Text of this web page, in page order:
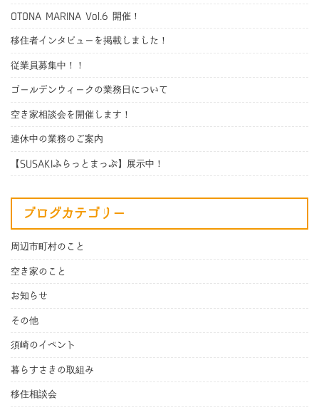
OTONA MARINA Vol.6 開催！
移住者インタビューを掲載しました！
従業員募集中！！
ゴールデンウィークの業務日について
空き家相談会を開催します！
連休中の業務のご案内
【SUSAKIふらっとまっぷ】展示中！
ブログカテゴリー
周辺市町村のこと
空き家のこと
お知らせ
その他
須崎のイベント
暮らすさきの取組み
移住相談会